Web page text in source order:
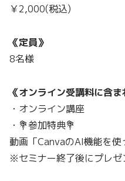
￥2,000(税込)
《定員》
8名様
《オンライン受講料に含ま
・オンライン講座
・💐参加特典💐
動画「CanvaのAI機能を使
※セミナー終了後にプレゼ